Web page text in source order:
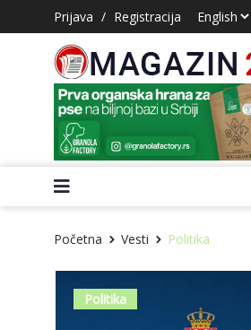
Prijava / Registracija
Početna Vesti Politika
Politika